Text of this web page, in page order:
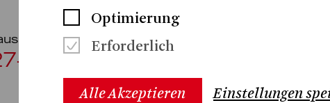
Schauspielhaus Foyer
PREVIEW: DER ZAUBERER
Optimierung
Erforderlich
Alle Akzeptieren Einstellungen